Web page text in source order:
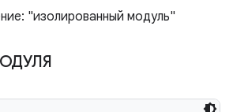
"изолированный модуль"